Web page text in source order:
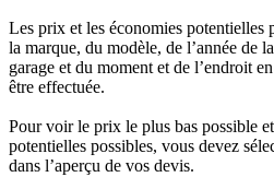
Les prix et les économies potentielles
la marque, du modèle, de l’année de
garage et du moment et de l’endroit
être effectuée.
Pour voir le prix le plus bas possible
potentielles possibles, vous devez
dans l’aperçu de vos devis.